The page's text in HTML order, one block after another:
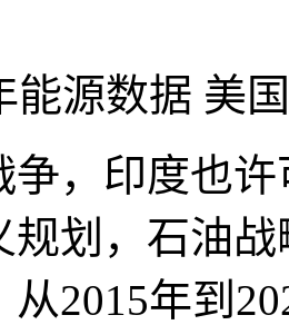
能源数据 美
争，印度也
规划，石油
从2015年到